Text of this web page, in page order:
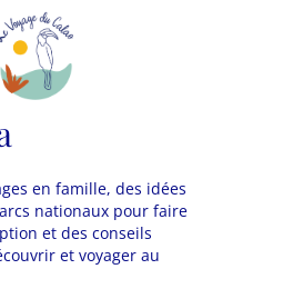
en famille, des idées
nationaux pour faire
et des conseils
et voyager au